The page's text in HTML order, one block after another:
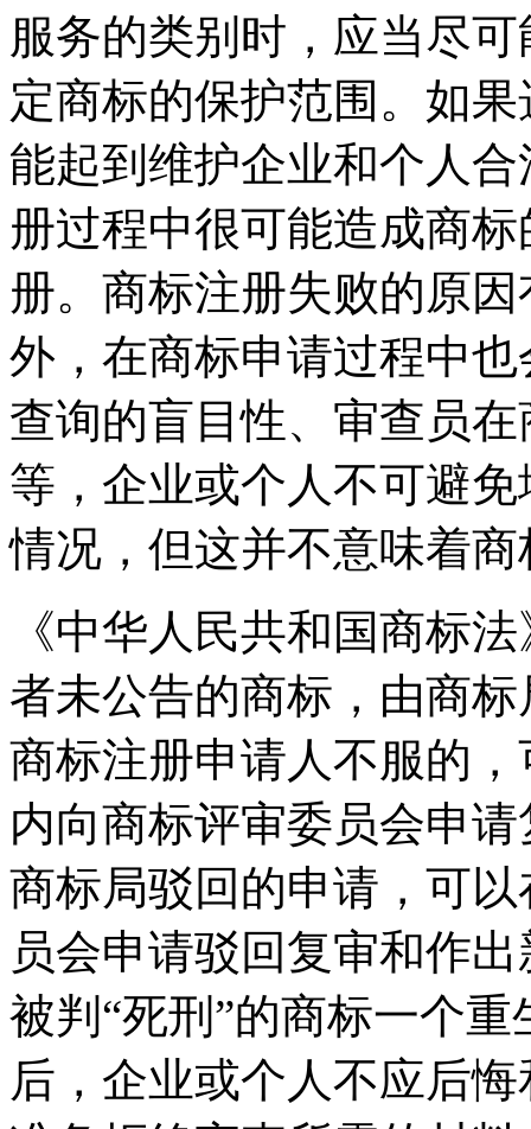
服务的类别时，应当尽
定商标的保护范围。如
能起到维护企业和个人
册过程中很可能造成商
册。商标注册失败的原
外，在商标申请过程中
查询的盲目性、审查员
等，企业或个人不可避
情况，但这并不意味着
《中华人民共和国商标
者未公告的商标，由商
商标注册申请人不服的
内向商标评审委员会申
商标局驳回的申请，可
员会申请驳回复审和作
被判“死刑”的商标一个
后，企业或个人不应后